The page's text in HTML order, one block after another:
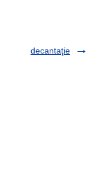
decantaţie